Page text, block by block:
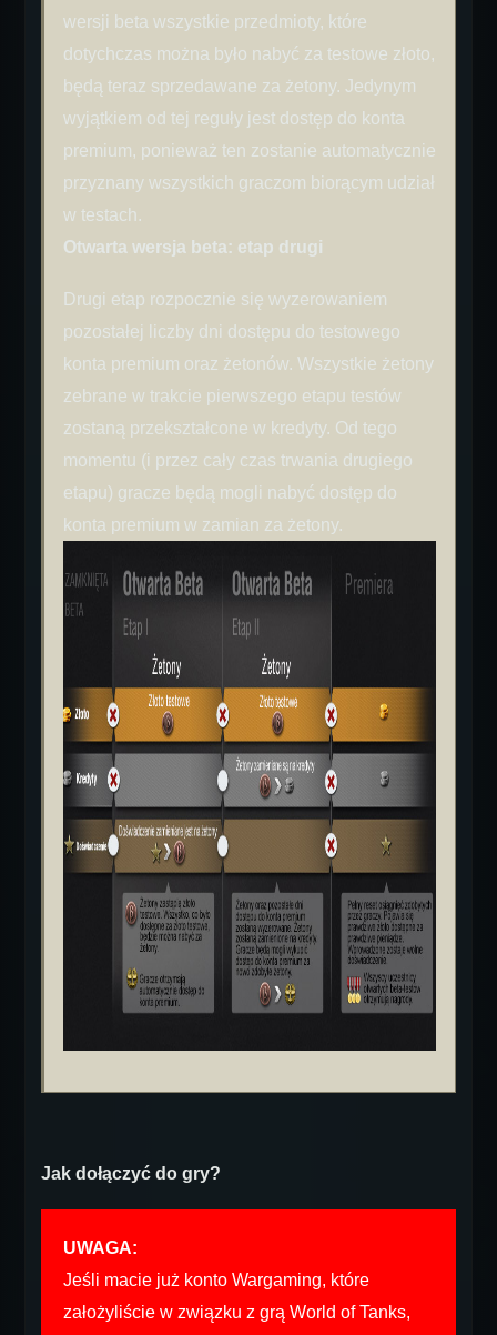
wersji beta wszystkie przedmioty, które
dotychczas można było nabyć za testowe złoto,
będą teraz sprzedawane za żetony. Jedynym
wyjątkiem od tej reguły jest dostęp do konta
premium, ponieważ ten zostanie automatycznie
przyznany wszystkich graczom biorącym udział
w testach.
Otwarta wersja beta: etap drugi
Drugi etap rozpocznie się wyzerowaniem
pozostałej liczby dni dostępu do testowego
konta premium oraz żetonów. Wszystkie żetony
zebrane w trakcie pierwszego etapu testów
zostaną przekształcone w kredyty. Od tego
momentu (i przez cały czas trwania drugiego
etapu) gracze będą mogli nabyć dostęp do
konta premium w zamian za żetony.
Jak dołączyć do gry?
UWAGA:
Jeśli macie już konto Wargaming, które
założyliście w związku z grą World of Tanks,